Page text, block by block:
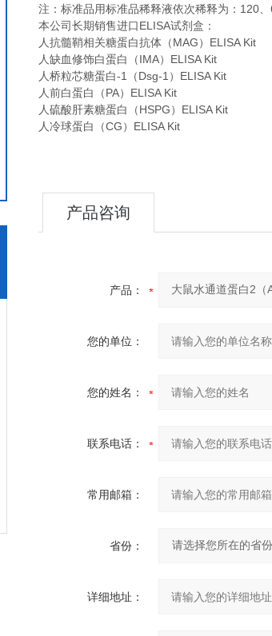
注：标准品用标准品稀释液依次稀释为： 120、
本公司长期销售进口ELISA试剂盒：
人抗髓鞘相关糖蛋白抗体（MAG）ELISA Kit
人缺血修饰白蛋白（IMA）ELISA Kit
人桥粒芯糖蛋白-1（Dsg-1）ELISA Kit
人前白蛋白（PA）ELISA Kit
人硫酸肝素糖蛋白（HSPG）ELISA Kit
人冷球蛋白（CG）ELISA Kit
产品咨询
产品：
您的单位：
您的姓名：
联系电话：
常用邮箱：
省份：
详细地址：